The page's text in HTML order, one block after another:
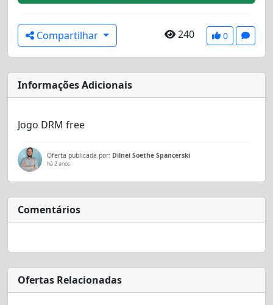
Compartilhar 240 0
Informações Adicionais
Jogo DRM free
Oferta publicada por: Dilnei Soethe Spancerski
há 2 anos
Comentários
Ofertas Relacionadas